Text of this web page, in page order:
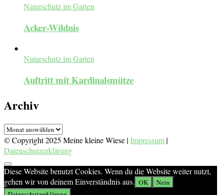
Naturschutz im Garten
Acker-Wildnis
Naturschutz im Garten
Auftritt mit Kardinalsmütze
Archiv
Archiv
© Copyright 2025 Meine kleine Wiese |Impressum |
Datenschutzerklärung
Diese Website benutzt Cookies. Wenn du die Website weiter nutzt,
gehen wir von deinem Einverständnis aus. OK
Nein